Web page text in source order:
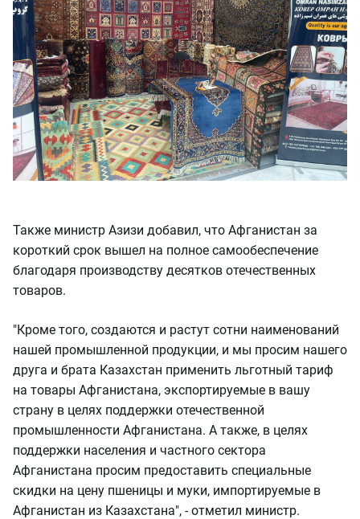
Также министр Азизи добавил, что Афганистан за
короткий срок вышел на полное самообеспечение
благодаря производству десятков отечественных
товаров.
"Кроме того, создаются и растут сотни наименований
нашей промышленной продукции, и мы просим нашего
друга и брата Казахстан применить льготный тариф
на товары Афганистана, экспортируемые в вашу
страну в целях поддержки отечественной
промышленности Афганистана. А также, в целях
поддержки населения и частного сектора
Афганистана просим предоставить специальные
скидки на цену пшеницы и муки, импортируемые в
Афганистан из Казахстана", - отметил министр.